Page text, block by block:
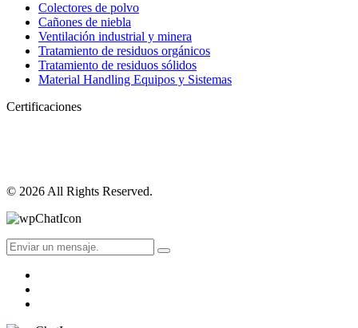
Colectores de polvo
Cañones de niebla
Ventilación industrial y minera
Tratamiento de residuos orgánicos
Tratamiento de residuos sólidos
Material Handling Equipos y Sistemas
Certificaciones
© 2026 All Rights Reserved.